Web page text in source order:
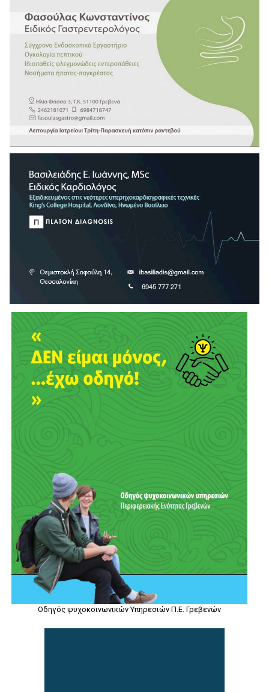
Οδηγός ψυχοκοινωνικών Υπηρεσιών Π.Ε. Γρεβενών